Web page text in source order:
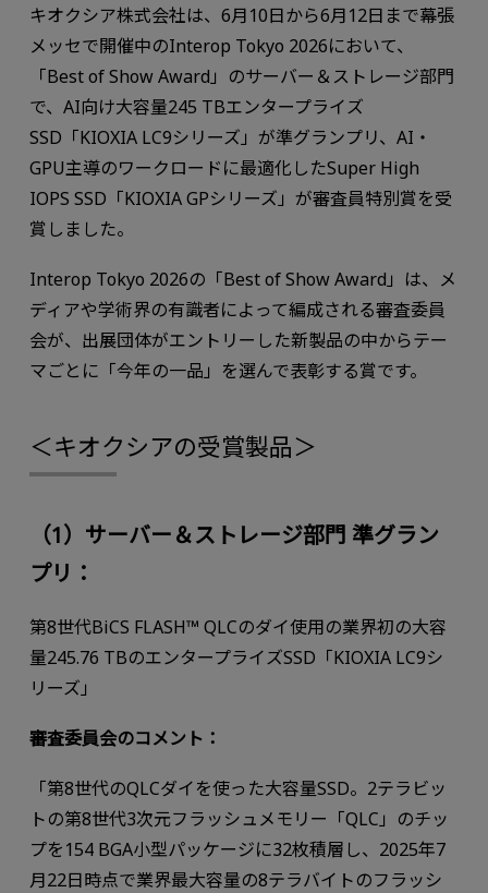
キオクシア株式会社は、6月10日から6月12日まで幕張
メッセで開催中のInterop Tokyo 2026において、
「Best of Show Award」のサーバー＆ストレージ部門
で、AI向け大容量245 TBエンタープライズ
SSD「KIOXIA LC9シリーズ」が準グランプリ、AI・
GPU主導のワークロードに最適化したSuper High
IOPS SSD「KIOXIA GPシリーズ」が審査員特別賞を受
賞しました。
Interop Tokyo 2026の「Best of Show Award」は、メ
ディアや学術界の有識者によって編成される審査委員
会が、出展団体がエントリーした新製品の中からテー
マごとに「今年の一品」を選んで表彰する賞です。
＜キオクシアの受賞製品＞
（1）サーバー＆ストレージ部門 準グラン
プリ：
第8世代BiCS FLASH™ QLCのダイ使用の業界初の大容
量245.76 TBのエンタープライズSSD「KIOXIA LC9シ
リーズ」
審査委員会のコメント：
「第8世代のQLCダイを使った大容量SSD。2テラビッ
トの第8世代3次元フラッシュメモリー「QLC」のチッ
プを154 BGA小型パッケージに32枚積層し、2025年7
月22日時点で業界最大容量の8テラバイトのフラッシ